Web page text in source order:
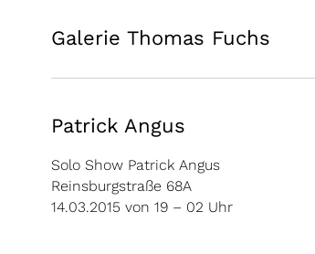
Galerie Thomas Fuchs
Patrick Angus
Solo Show Patrick Angus
Reinsburgstraße 68A
14.03.2015 von 19 – 02 Uhr